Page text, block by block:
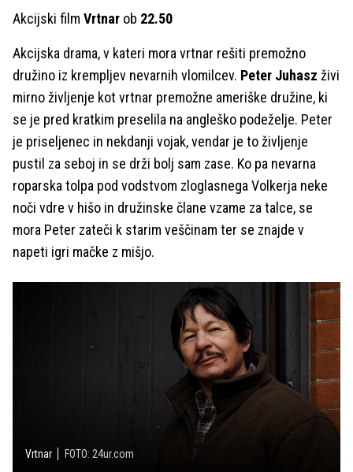
Akcijski film Vrtnar ob 22.50
Akcijska drama, v kateri mora vrtnar rešiti premožno
družino iz krempljev nevarnih vlomilcev. Peter Juhasz živi
mirno življenje kot vrtnar premožne ameriške družine, ki
se je pred kratkim preselila na angleško podeželje. Peter
je priseljenec in nekdanji vojak, vendar je to življenje
pustil za seboj in se drži bolj sam zase. Ko pa nevarna
roparska tolpa pod vodstvom zloglasnega Volkerja neke
noči vdre v hišo in družinske člane vzame za talce, se
mora Peter zateči k starim veščinam ter se znajde v
napeti igri mačke z mišjo.
Vrtnar FOTO: 24ur.com